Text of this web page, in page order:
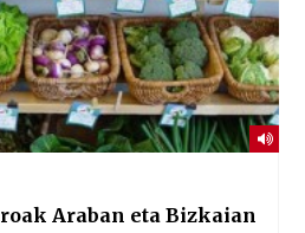
Araban eta Bizkaian